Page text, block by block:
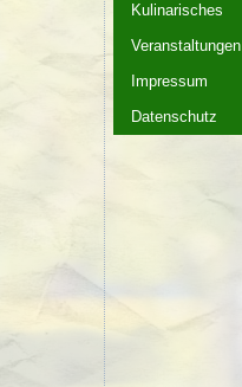
Kulinarisches
Veranstaltungen
Impressum
Datenschutz